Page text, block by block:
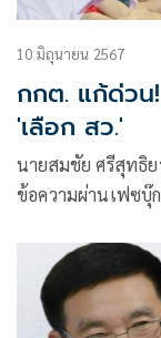
10 มิถุนายน 2567
กกต. แก้ด่วน
'เลือก สว.'
นายสมชัย ศรีสุทธิย
ข้อความผ่านเฟซบุ๊